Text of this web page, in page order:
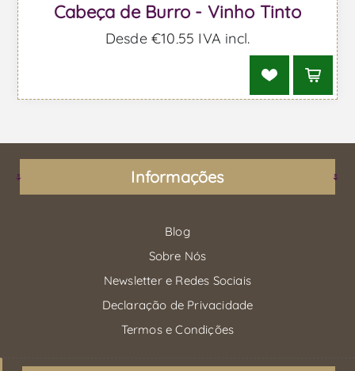
Cabeça de Burro - Vinho Tinto
Desde €10,55 IVA incl.
Informações
Blog
Sobre Nós
Newsletter e Redes Sociais
Declaração de Privacidade
Termos e Condições